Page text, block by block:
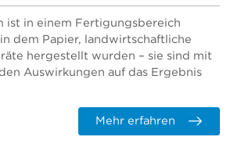
ist in einem Fertigungsbereich
dem Papier, landwirtschaftliche
hergestellt wurden – sie sind mit
Auswirkungen auf das Ergebnis
Mehr erfahren